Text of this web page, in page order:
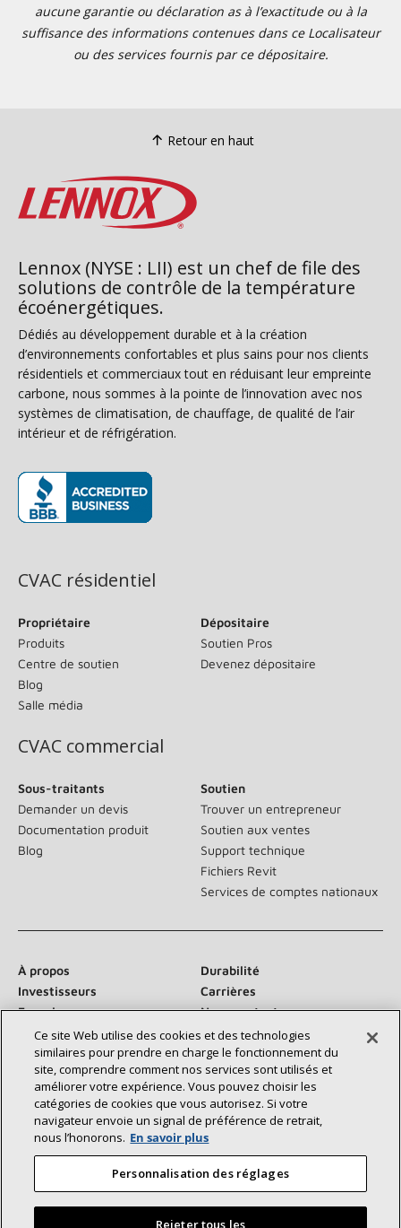
aucune garantie ou déclaration as à l’exactitude ou à la
suffisance des informations contenues dans ce Localisateur
ou des services fournis par ce dépositaire.
Retour en haut
Lennox (NYSE : LII) est un chef de file des
solutions de contrôle de la température
écoénergétiques.
Dédiés au développement durable et à la création
d’environnements confortables et plus sains pour nos clients
résidentiels et commerciaux tout en réduisant leur empreinte
carbone, nous sommes à la pointe de l’innovation avec nos
systèmes de climatisation, de chauffage, de qualité de l’air
intérieur et de réfrigération.
CVAC résidentiel
Propriétaire
Produits
Centre de soutien
Blog
Salle média
Dépositaire
Soutien Pros
Devenez dépositaire
CVAC commercial
Sous-traitants
Demander un devis
Documentation produit
Blog
Soutien
Trouver un entrepreneur
Soutien aux ventes
Support technique
Fichiers Revit
Services de comptes nationaux
À propos
Durabilité
Investisseurs
Carrières
Fournisseurs
Nous contacter
Salle de presse
Communiquez avec nous :
Ce site Web utilise des cookies et des technologies
similaires pour prendre en charge le fonctionnement du
site, comprendre comment nos services sont utilisés et
améliorer votre expérience. Vous pouvez choisir les
catégories de cookies que vous autorisez. Si votre
navigateur envoie un signal de préférence de retrait,
nous l’honorons. En savoir plus
Personnalisation des réglages
Rejeter tous les